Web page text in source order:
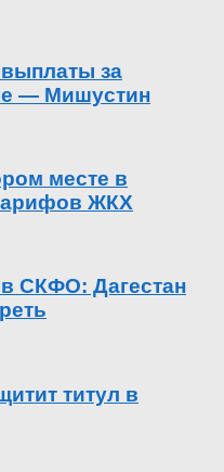
выплаты за
— Мишустин
месте в
ЖКХ
СКФО: Дагестан
титул в